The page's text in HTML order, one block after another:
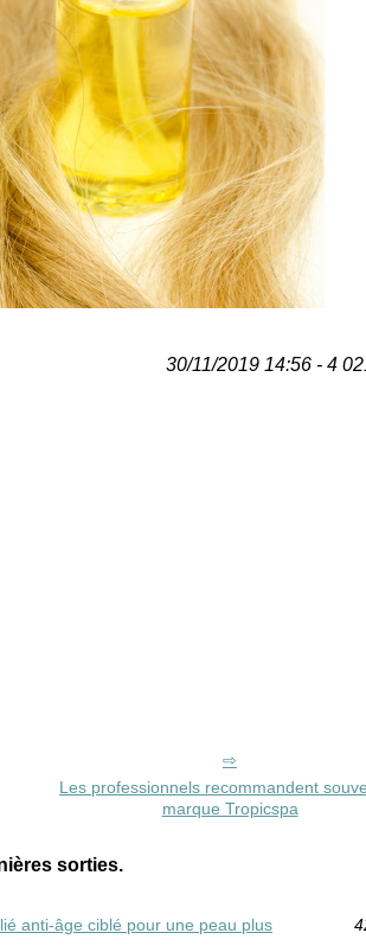
30/11/2019 14:56 - 4
Les professionnels recommandent
marque Tropicspa
sorties.
anti‑âge ciblé pour une peau plus